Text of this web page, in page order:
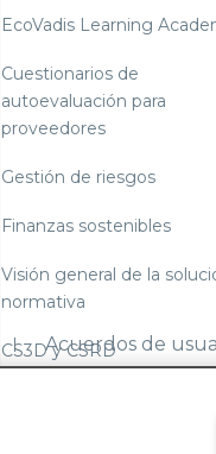
EcoVadis Learning
Cuestionarios de
autoevaluación para
proveedores
Gestión de riesgos
Finanzas sostenibles
Visión general de la
normativa
CS3D y CSRD
Acuerdos de